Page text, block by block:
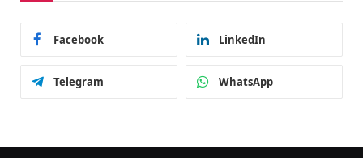
Facebook LinkedIn
Telegram WhatsApp